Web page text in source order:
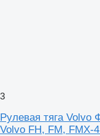
3
Рулевая тяга Volvo
Volvo FH, FM, FMX-